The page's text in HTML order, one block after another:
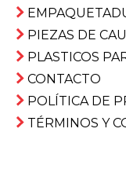
PIEZAS DE
PLASTICOS
CONTACTO
POLÍTICA DE
TÉRMINOS Y